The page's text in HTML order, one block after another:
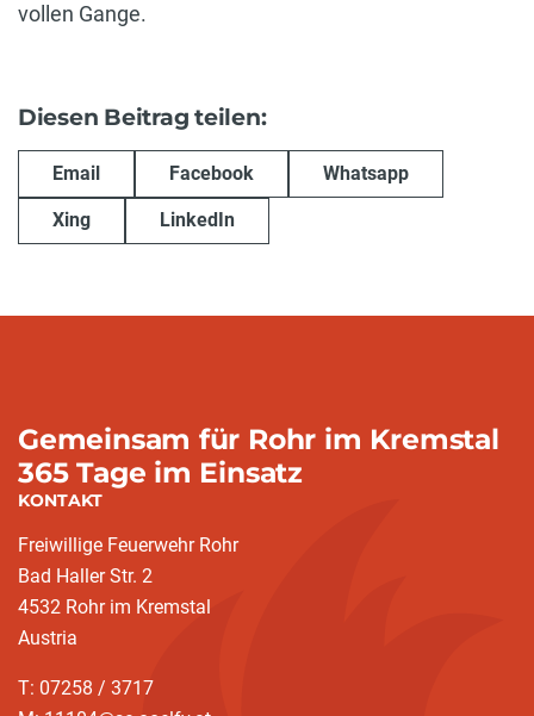
vollen Gange.
Diesen Beitrag teilen:
Email Facebook Whatsapp
Xing LinkedIn
Gemeinsam für Rohr im Kremstal
365 Tage im Einsatz
KONTAKT
Freiwillige Feuerwehr Rohr
Bad Haller Str. 2
4532 Rohr im Kremstal
Austria
T: 07258 / 3717